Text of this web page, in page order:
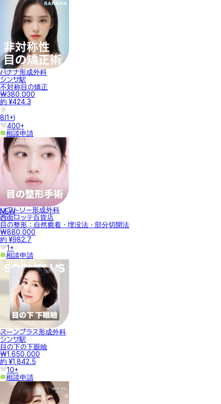
バナナ形成外科
シンサ駅
不対称目の矯正
₩380,000
約 ¥424.3
8(1+)
400+
相談申請
NEW
リフトリー形成外科
西面ロッテ百貨店
目の整形：自然癒着・埋没法・部分切開法
₩880,000
約 ¥982.7
1+
相談申請
スーンプラス形成外科
シンサ駅
目の下の下眼瞼
₩1,650,000
約 ¥1,842.5
10+
相談申請